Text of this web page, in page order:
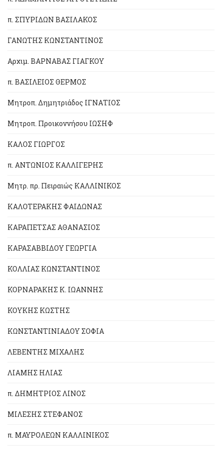
π. ΣΠΥΡΙΔΩΝ ΒΑΣΙΛΑΚΟΣ
ΓΑΝΩΤΗΣ ΚΩΝΣΤΑΝΤΙΝΟΣ
Αρχιμ. ΒΑΡΝΑΒΑΣ ΓΙΑΓΚΟΥ
π. ΒΑΣΙΛΕΙΟΣ ΘΕΡΜΟΣ
Μητροπ. Δημητριάδος ΙΓΝΑΤΙΟΣ
Μητροπ. Προικοννήσου ΙΩΣΗΦ
ΚΑΛΟΣ ΓΙΩΡΓΟΣ
π. ΑΝΤΩΝΙΟΣ ΚΑΛΛΙΓΕΡΗΣ
Μητρ. πρ. Πειραιώς ΚΑΛΛΙΝΙΚΟΣ
ΚΑΛΟΤΕΡΑΚΗΣ ΦΑΙΔΩΝΑΣ
ΚΑΡΑΠΕΤΣΑΣ ΑΘΑΝΑΣΙΟΣ
ΚΑΡΑΣΑΒΒΙΔΟΥ ΓΕΩΡΓΙΑ
ΚΟΛΛΙΑΣ ΚΩΝΣΤΑΝΤΙΝΟΣ
ΚΟΡΝΑΡΑΚΗΣ Κ. ΙΩΑΝΝΗΣ
ΚΟΥΚΗΣ ΚΩΣΤΗΣ
ΚΩΝΣΤΑΝΤΙΝΙΑΔΟΥ ΣΟΦΙΑ
ΛΕΒΕΝΤΗΣ ΜΙΧΑΛΗΣ
ΛΙΑΜΗΣ ΗΛΙΑΣ
π. ΔΗΜΗΤΡΙΟΣ ΛΙΝΟΣ
ΜΙΛΕΣΗΣ ΣΤΕΦΑΝΟΣ
π. ΜΑΥΡΟΛΕΩΝ ΚΑΛΛΙΝΙΚΟΣ